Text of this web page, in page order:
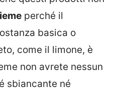
perché il
basica o
come il limone, è
non avrete nessun
sbiancante né